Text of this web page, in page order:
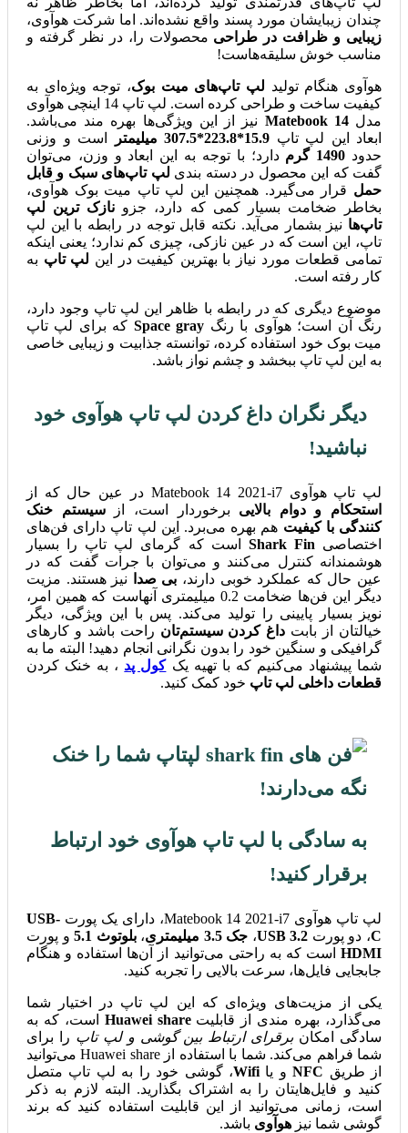
چندان زیبایشان مورد پسند واقع نشده‌اند. اما شرکت هوآوی،
زیبایی و ظرافت در طراحی محصولات را، در نظر گرفته و
مناسب خوش سلیقه‌هاست!
هوآوی هنگام تولید لپ تاپ‌های میت بوک، توجه ویژه‌ای به
کیفیت ساخت و طراحی کرده است. لپ تاپ 14 اینچی هوآوی
مدلMatebook 14 نیز از این ویژگی‌ها بهره مند می‌باشد.
ابعاد این لپ تاپ 15.9*223.8*307.5 میلیمتر
است و وزنی
حدود
دارد؛ با توجه به این ابعاد و وزن، می‌توان
گفت که این محصول در دسته بندی لپ تاپ‌های سبک و قابل
حمل قرار می‌گیرد. همچنین این لپ تاپ میت بوک هوآوی،
بخاطر ضخامت بسیار کمی که دارد، جزو نازک ترین لپ
تاپ‌ها نیز بشمار می‌آید. نکته قابل توجه در رابطه با این لپ
تاپ، این است که در عین نازکی، چیزی کم ندارد؛ یعنی اینکه
تمامی قطعات مورد نیاز با بهترین کیفیت در این لپ تاپ به
کار رفته است.
موضوع دیگری که در رابطه با ظاهر این لپ تاپ وجود دارد،
رنگ آن است؛ هوآوی با رنگ Space gray که برای لپ تاپ
میت بوک خود استفاده کرده، توانسته جذابیت و زیبایی خاصی
به این لپ تاپ ببخشد و چشم نواز باشد.
دیگر نگران داغ کردن لپ تاپ هوآوی خود
نباشید!
لپ تاپ هوآوی Matebook 14 2021-i7 در عین حال که از
استحکام و دوام بالایی برخوردار است، ازسیستم خنک
کنندگی با کیفیت هم بهره می‌برد. این لپ تاپ دارای فن‌های
اختصاصی
است که گرمای لپ تاپ را بسیار
هوشمندانه کنترل می‌کنند و می‌توان با جرات گفت که در
عین حال که عملکرد خوبی دارند، بی صدا
نیز هستند. مزیت
دیگر این فن‌ها ضخامت 0.2 میلیمتری آنهاست که همین امر،
نویز بسیار پایینی را تولید می‌کند. پس با این ویژگی، دیگر
خیالتان از بابت داغ کردن سیستم‌تان راحت باشد و کارهای
گرافیکی و سنگین خود را بدون نگرانی انجام دهید! البته ما به
شما پیشنهاد می‌کنیم که با تهیه یککول پد ، به خنک کردن
قطعات داخلی لپ تاپ خود کمک کنید.
به سادگی با لپ تاپ هوآوی خود ارتباط
برقرار کنید!
لپ تاپ هوآوی Matebook 14 2021-i7، دارای یک پورت
USB-
C، دو پورت USB 3.2، جک 3.5 میلیمتری ،بلوتوث 5.1
و پورت
HDMI است که به راحتی می‌توانید از آن‌ها استفاده و هنگام
جابجایی فایل‌ها، سرعت بالایی را تجربه کنید.
یکی از مزیت‌های ویژه‌ای که این لپ تاپ در اختیار شما
می‌گذارد، بهره مندی از قابلیتHuawei share است، که به
سادگی امکان برقرای ارتباط بین گوشی و لپ تاپ را برای
شما فراهم می‌کند. شما با استفاده از Huawei share می‌توانید
از طریق NFCو یاWifi، گوشی خود را به لپ تاپ متصل
کنید و فایل‌هایتان را به اشتراک بگذارید. البته لازم به ذکر
است، زمانی می‌توانید از این قابلیت استفاده کنید که برند
گوشی شما نیز هوآوی باشد.